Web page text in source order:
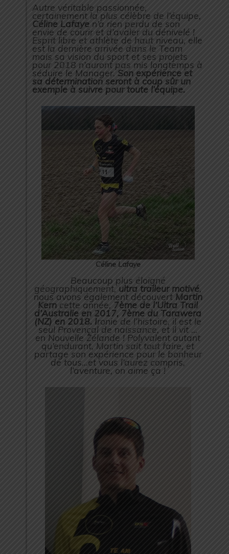
Autre véritable passionnée,
certainement la plus célèbre de l’équipe,
Céline Lafaye n’a rien perdu de son
envie de courir et d’avaler du dénivelé !
Esprit libre et athlète de haut niveau, elle
est la dernière arrivée dans le Team
mais sa vision du sport et ses projets
pour 2018 n’auront pas mis longtemps à
séduire le Manager.Son expérience et
sa détermination seront à coup sûr un
exemple à suivre pour toute l’équipe.
Céline Lafaye
Beaucoup plus éloigné
géographiquement, ultra traileur motivé,
nous avons également découvert Martin
Kern cette année, 7ème de l’Ultra Trail
d’Australie en 2017, 7ème du Tarawera
(NZ) en 2018. Ironie de l’histoire, il est le
seul Provençal de naissance, et il vit …
en Nouvelle Zélande ! Polyvalent autant
qu’endurant, Martin sait tout faire, et
partage son expérience pour le bonheur
de tous…et vous l’aurez compris,
l’aventure, on aime ça !